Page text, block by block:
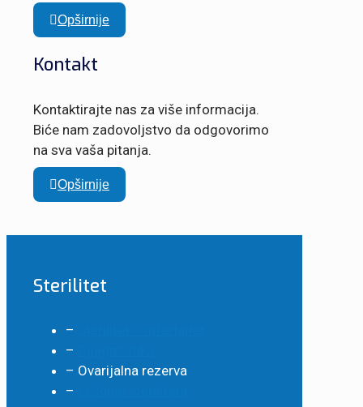
Opširnije
Kontakt
Kontaktirajte nas za više informacija.
Biće nam zadovoljstvo da odgovorimo
na sva vaša pitanja.
Opširnije
Sterilitet
–
–
– Ovarijalna rezerva
–